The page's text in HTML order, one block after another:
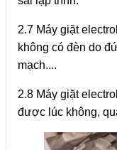
2.7 Máy giặt
không có đèn do
mạch....
2.8 Máy giặt
được lúc không,